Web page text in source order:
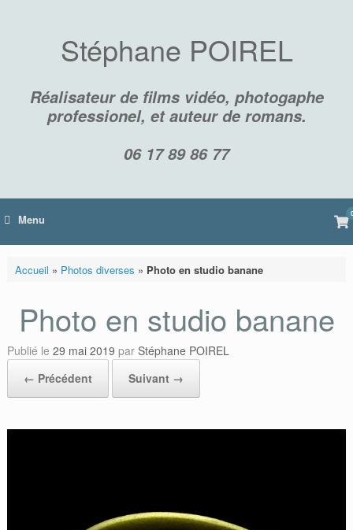
Stéphane POIREL
Réalisateur de films vidéo, photogaphe
professionel, et auteur de romans.
06 17 89 86 77
Menu 0
Accueil » Photos diverses » Photo en studio banane
Photo en studio banane
Publié le 29 mai 2019 par Stéphane POIREL
← Précédent
Suivant →